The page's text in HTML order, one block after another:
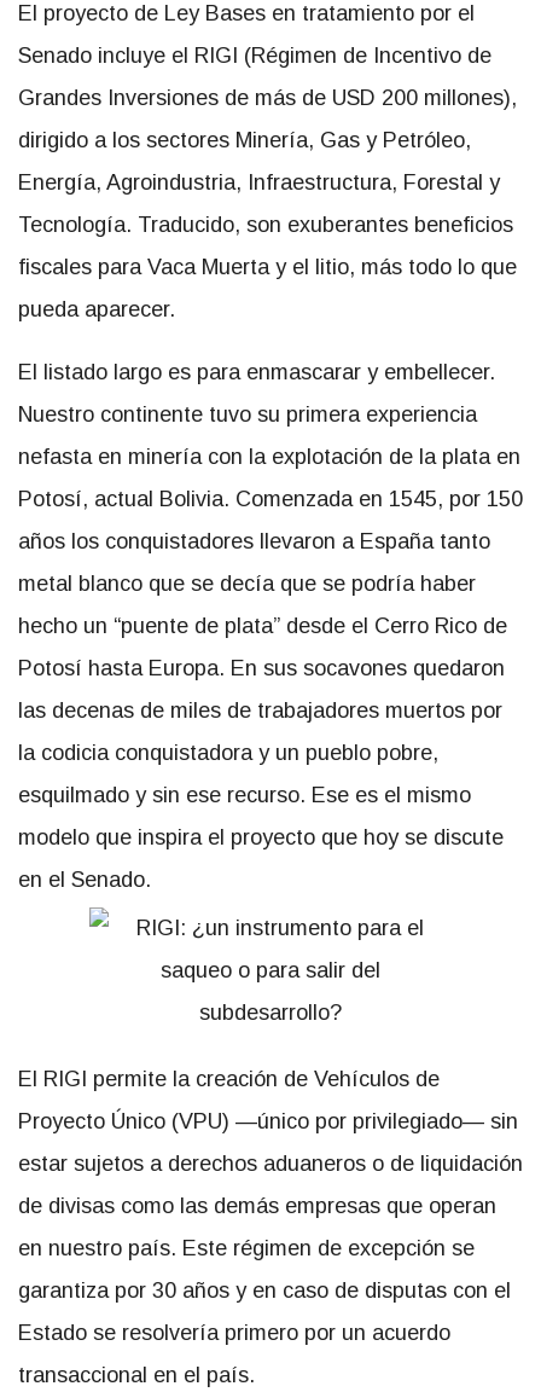
El proyecto de Ley Bases en tratamiento por el
Senado incluye el RIGI (Régimen de Incentivo de
Grandes Inversiones de más de USD 200 millones),
dirigido a los sectores Minería, Gas y Petróleo,
Energía, Agroindustria, Infraestructura, Forestal y
Tecnología. Traducido, son exuberantes beneficios
fiscales para Vaca Muerta y el litio, más todo lo que
pueda aparecer.
El listado largo es para enmascarar y embellecer.
Nuestro continente tuvo su primera experiencia
nefasta en minería con la explotación de la plata en
Potosí, actual Bolivia. Comenzada en 1545, por 150
años los conquistadores llevaron a España tanto
metal blanco que se decía que se podría haber
hecho un “puente de plata” desde el Cerro Rico de
Potosí hasta Europa. En sus socavones quedaron
las decenas de miles de trabajadores muertos por
la codicia conquistadora y un pueblo pobre,
esquilmado y sin ese recurso. Ese es el mismo
modelo que inspira el proyecto que hoy se discute
en el Senado.
El RIGI permite la creación de Vehículos de
Proyecto Único (VPU) —único por privilegiado— sin
estar sujetos a derechos aduaneros o de liquidación
de divisas como las demás empresas que operan
en nuestro país. Este régimen de excepción se
garantiza por 30 años y en caso de disputas con el
Estado se resolvería primero por un acuerdo
transaccional en el país.